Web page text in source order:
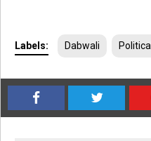
Labels: Dabwali Political